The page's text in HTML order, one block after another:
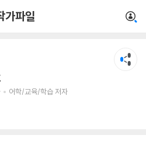
가파일
어학/교육/학습 저자
저자